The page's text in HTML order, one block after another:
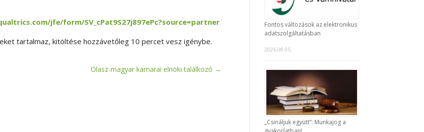
jfe/form/SV_cPat9S27j897ePc?source=partner
tartalmaz, kitöltése hozzávetőleg 10 percet vesz igénybe.
Olasz-magyar kamarai elnöki találkozó →
Fontos változások az elektronikus
adatszolgáltatásban
2026.08.05.
„Csináljuk együtt”: Munkajog a